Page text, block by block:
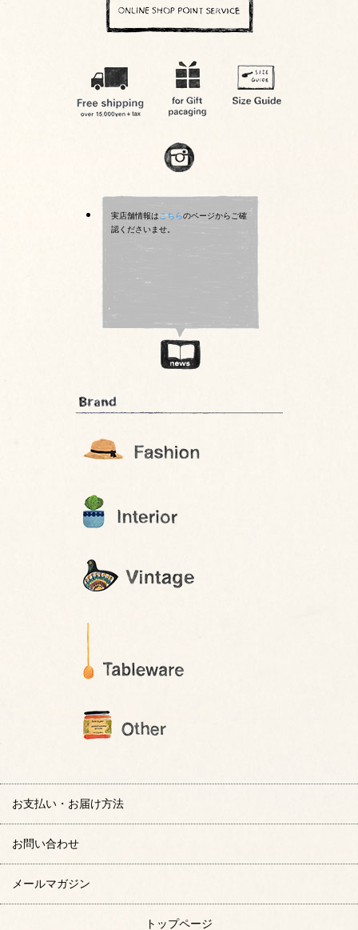
実店舗情報はこちらのページからご確
認くださいませ。
お支払い・お届け方法
お問い合わせ
メールマガジン
トップページ